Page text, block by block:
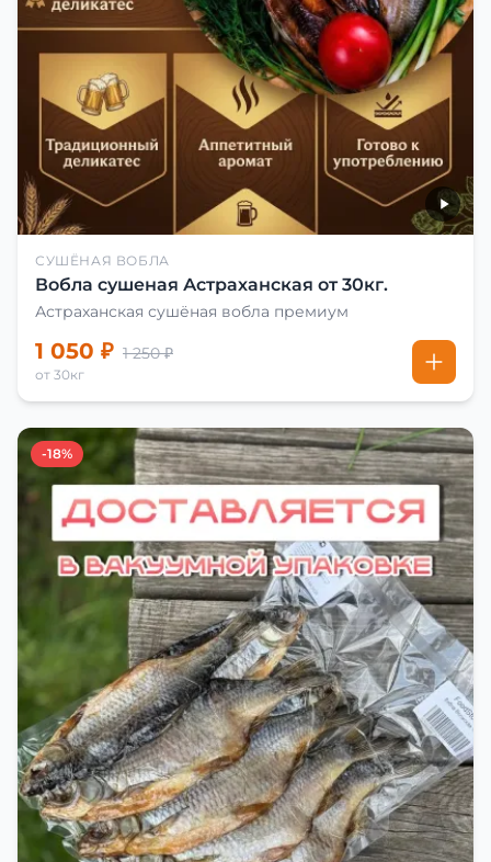
СУШЁНАЯ ВОБЛА
Вобла сушеная Астраханская от 30кг.
Астраханская сушёная вобла премиум
1 050 ₽ 1 250 ₽
от 30кг
-18%